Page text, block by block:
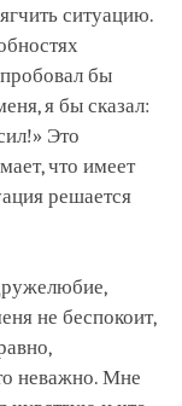
ситуацию.
бы
я бы сказал:
Это
что имеет
решается
не беспокоит,
неважно. Мне